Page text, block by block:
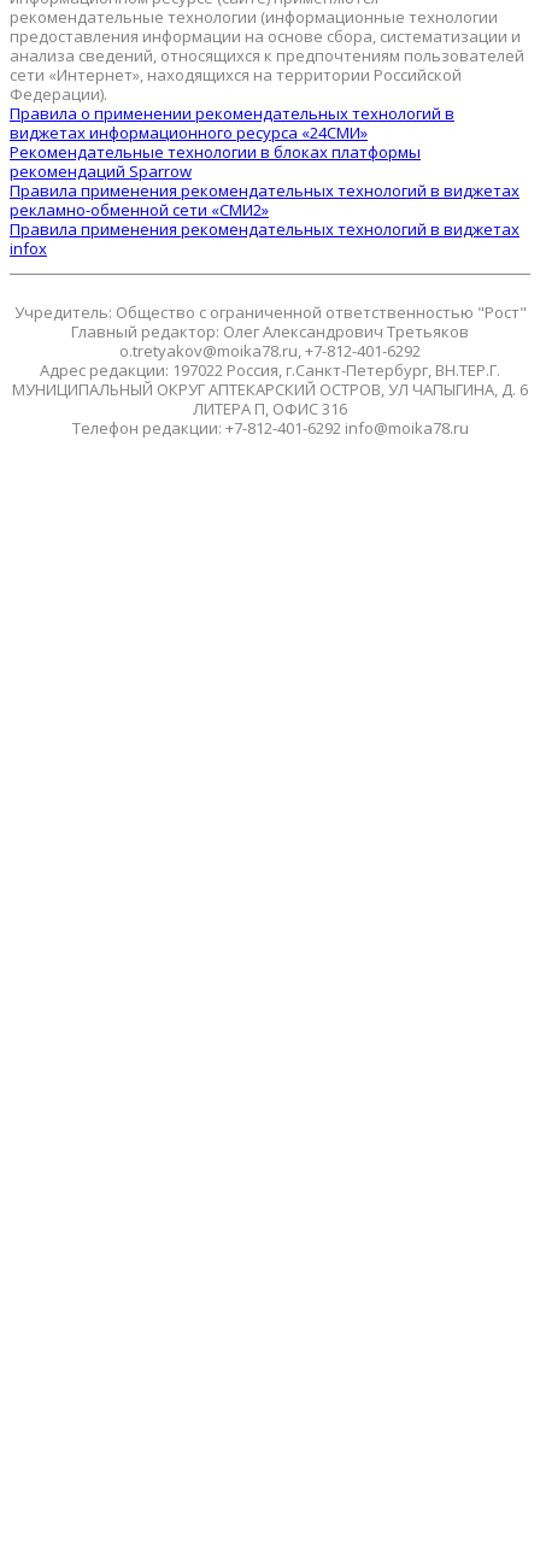
рекомендательные технологии (информационные технологии
предоставления информации на основе сбора, систематизации и
анализа сведений, относящихся к предпочтениям пользователей
сети «Интернет», находящихся на территории Российской
Федерации).
Правила о применении рекомендательных технологий в
виджетах информационного ресурса «24СМИ»
Рекомендательные технологии в блоках платформы
рекомендаций Sparrow
Правила применения рекомендательных технологий в виджетах
рекламно-обменной сети «СМИ2»
Правила применения рекомендательных технологий в виджетах
infox
Учредитель: Общество с ограниченной ответственностью "Рост"
Главный редактор: Олег Александрович Третьяков
o.tretyakov@moika78.ru, +7-812-401-6292
Адрес редакции: 197022 Россия, г.Санкт-Петербург, ВН.ТЕР.Г.
МУНИЦИПАЛЬНЫЙ ОКРУГ АПТЕКАРСКИЙ ОСТРОВ, УЛ ЧАПЫГИНА, Д. 6
ЛИТЕРА П, ОФИС 316
Телефон редакции: +7-812-401-6292 info@moika78.ru